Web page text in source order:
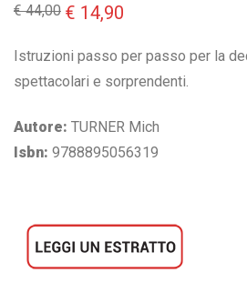
€44,00 Il
prezzo
era:
€ 44,00.
€ 14,90
è:
€ 14,90.
Istruzioni passo per passo per la
spettacolari e sorprendenti.
Autore: TURNER Mich
Isbn: 9788895056319